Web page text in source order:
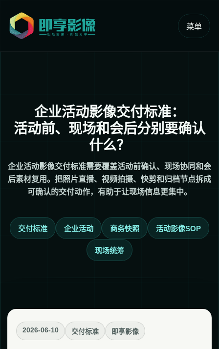
菜单
企业活动影像交付标准：
活动前、现场和会后分别要确认
什么？
企业活动影像交付标准需要覆盖活动前确认、现场协同和会
后素材复用。把照片直播、视频拍摄、快剪和归档节点拆成
可确认的交付动作，有助于让现场信息更集中。
交付标准 企业活动 商务快照 活动影像SOP
现场统筹
2026-06-10 交付标准 即享影像